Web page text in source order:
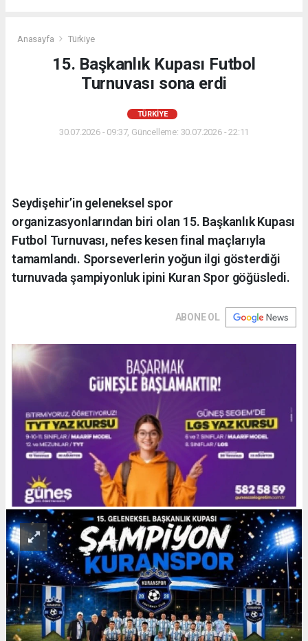
Anasayfa Türkiye
15. Başkanlık Kupası Futbol
Turnuvası sona erdi
TÜRKIYE
30.07.2026 - 09:37, Güncelleme: 30.07.2026 - 22:11
Seydişehir’in geleneksel spor
organizasyonlarından biri olan 15. Başkanlık Kupası
Futbol Turnuvası, nefes kesen final maçlarıyla
tamamlandı. Sporseverlerin yoğun ilgi gösterdiği
turnuvada şampiyonluk ipini Kuran Spor göğüsledi.
ABONE OL